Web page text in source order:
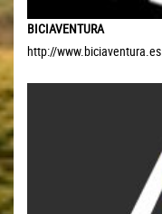
BICIAVENTURA
http://www.biciaventura.es